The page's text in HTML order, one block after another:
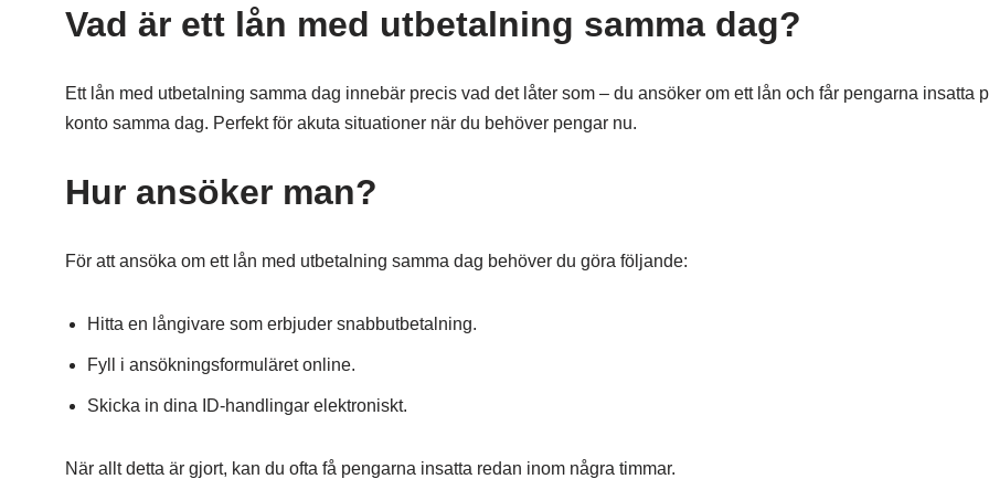
Vad är ett lån med utbetalning samma dag?
Ett lån med utbetalning samma dag innebär precis vad det låter som – du ansöker om ett lån och får pengarna insatta
konto samma dag. Perfekt för akuta situationer när du behöver pengar nu.
Hur ansöker man?
För att ansöka om ett lån med utbetalning samma dag behöver du göra följande:
Hitta en långivare som erbjuder snabbutbetalning.
Fyll i ansökningsformuläret online.
Skicka in dina ID-handlingar elektroniskt.
När allt detta är gjort, kan du ofta få pengarna insatta redan inom några timmar.